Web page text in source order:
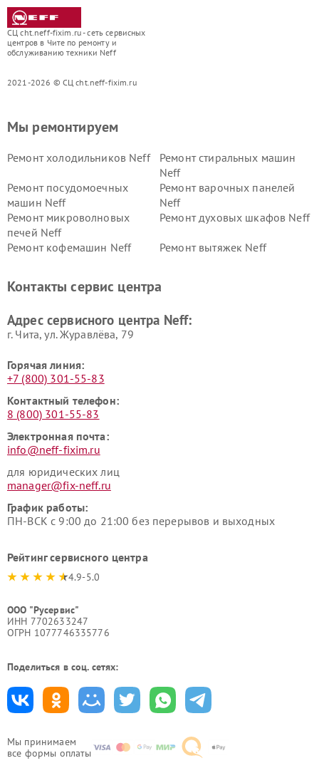
СЦ cht.neff-fixim.ru - сеть сервисных
центров в Чите по ремонту и
обслуживанию техники Neff
2021-2026 © СЦ cht.neff-fixim.ru
Мы принимаем
все формы оплаты
Мы ремонтируем
Ремонт холодильников Neff
Ремонт стиральных машин
Neff
Ремонт посудомоечных
машин Neff
Ремонт варочных панелей
Neff
Ремонт микроволновых
печей Neff
Ремонт духовых шкафов Neff
Ремонт кофемашин Neff Ремонт вытяжек Neff
Контакты сервис центра
Адрес сервисного центра Neff:
г. Чита, ул. Журавлёва, 79
Горячая линия:
+7 (800) 301-55-83
Контактный телефон:
8 (800) 301-55-83
Электронная почта:
info@neff-fixim.ru
для юридических лиц
manager@fix-neff.ru
График работы:
ПН-ВСК с 9:00 до 21:00 без перерывов и выходных
Рейтинг сервисного центра
4.9-5.0
ООО "Русервис"
ИНН 7702633247
ОГРН 1077746335776
Поделиться в соц. сетях: